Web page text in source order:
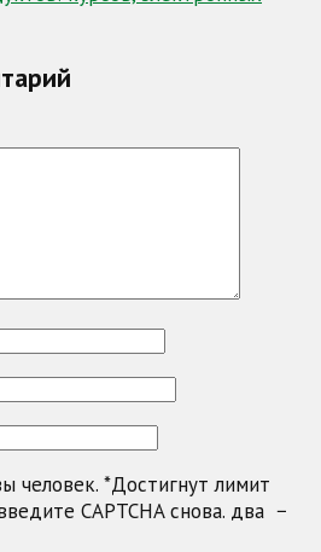
человек. *Достигнут лимит
CAPTCHA снова. два −